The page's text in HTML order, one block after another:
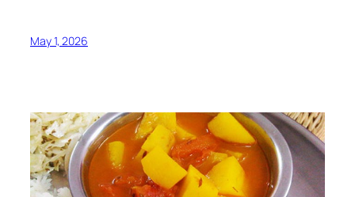
May 1, 2026